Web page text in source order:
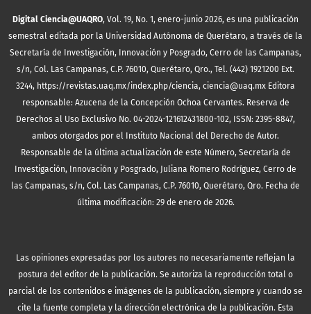
Digital Ciencia@UAQRO, Vol. 19, No. 1, enero-junio 2026, es una publicación
semestral editada por la Universidad Autónoma de Querétaro, a través de la
Secretaría de Investigación, Innovación y Posgrado, Cerro de las Campanas,
s/n, Col. Las Campanas, C.P. 76010, Querétaro, Qro., Tel. (442) 1921200 Ext.
3244, https://revistas.uaq.mx/index.php/ciencia, ciencia@uaq.mx Editora
responsable: Azucena de la Concepción Ochoa Cervantes. Reserva de
Derechos al Uso Exclusivo No. 04-2024-121612431800-102, ISSN: 2395-8847,
ambos otorgados por el Instituto Nacional del Derecho de Autor.
Responsable de la última actualización de este Número, Secretaría de
Investigación, Innovación y Posgrado, Juliana Romero Rodríguez, Cerro de
las Campanas, s/n, Col. Las Campanas, C.P. 76010, Querétaro, Qro. Fecha de
última modificación: 29 de enero de 2026.
Las opiniones expresadas por los autores no necesariamente reflejan la
postura del editor de la publicación. Se autoriza la reproducción total o
parcial de los contenidos e imágenes de la publicación, siempre y cuando se
cite la fuente completa y la dirección electrónica de la publicación. Esta